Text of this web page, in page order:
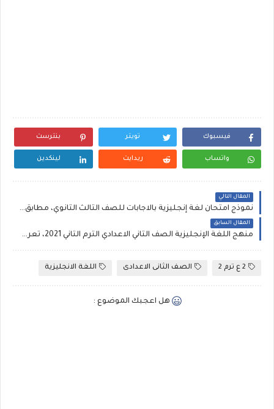
فيسبوك تويتر بنترست
واتساب ريدايت لينكدين
المقال التالي
نموذج امتحان لغة إنجليزية بالاجابات للصف الثالث الثانوي، مطابق لمواصفات 2021 كتاب العمالقة
المقال السابق
منهج اللغة الإنجليزية الصف الثاني الاعدادي الترم الثاني 2021، تعرف على مواضيع الوحدات والقواعد المقررة
2 ع ترم 2 الصف الثانى الاعدادى اللغة الانجليزية
هل اعجبك الموضوع :